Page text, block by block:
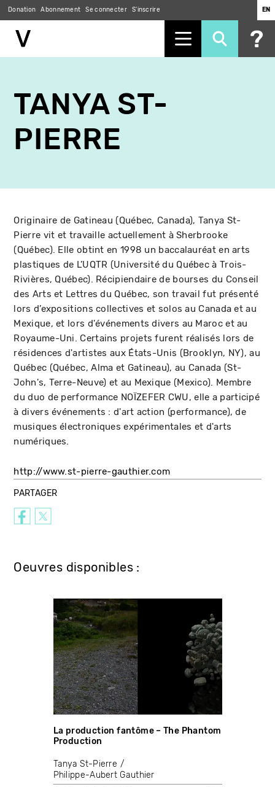
contenu
principal
Donation Abonnement Se connecter S'inscrire EN
TANYA ST-
PIERRE
Originaire de Gatineau (Québec, Canada), Tanya St-
Pierre vit et travaille actuellement à Sherbrooke
(Québec). Elle obtint en 1998 un baccalauréat en arts
plastiques de L’UQTR (Université du Québec à Trois-
Rivières, Québec). Récipiendaire de bourses du Conseil
des Arts et Lettres du Québec, son travail fut présenté
lors d’expositions collectives et solos au Canada et au
Mexique, et lors d'événements divers au Maroc et au
Royaume-Uni. Certains projets furent réalisés lors de
résidences d'artistes aux États-Unis (Brooklyn, NY), au
Québec (Québec, Alma et Gatineau), au Canada (St-
John's, Terre-Neuve) et au Mexique (Mexico). Membre
du duo de performance NOÏZEFER CWU, elle a participé
à divers événements : d'art action (performance), de
musiques électroniques expérimentales et d'arts
numériques.
http://www.st-pierre-gauthier.com
PARTAGER
Oeuvres disponibles :
La production fantôme – The Phantom
Production
Tanya St-Pierre
Philippe-Aubert Gauthier